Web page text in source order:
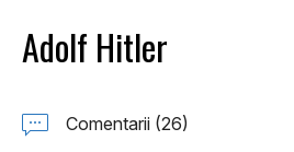
Adolf Hitler
Comentarii (26)